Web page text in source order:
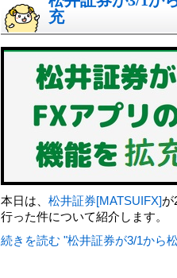
充
本日は、 松井証券[MATSUIFX]が
行った件について紹介します。
続きを読む "松井証券が3/1から